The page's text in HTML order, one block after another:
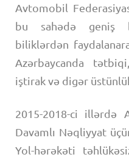
Avtomobil
bu sahədə geniş
biliklərdən
Azərbaycanda
iştirak və digər
2015-2018-ci illərdə
Davamlı Nəqliyyat
Yol-hərəkəti